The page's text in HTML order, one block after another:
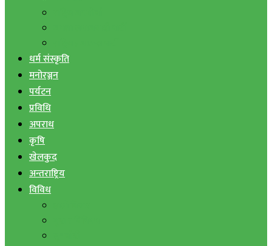
धर्म संस्कृति
मनोरञ्जन
पर्यटन
प्रविधि
अपराध
कृषि
खेलकुद
अन्तराष्ट्रिय
विविध